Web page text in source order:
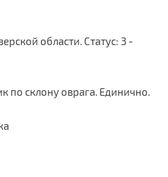
области. Статус: 3 -
по склону оврага. Единично.